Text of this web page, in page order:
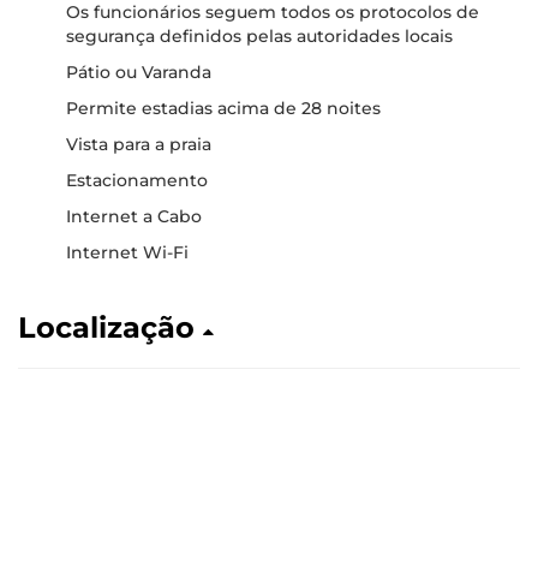
Os funcionários seguem todos os protocolos de
segurança definidos pelas autoridades locais
Pátio ou Varanda
Permite estadias acima de 28 noites
Vista para a praia
Estacionamento
Internet a Cabo
Internet Wi-Fi
Localização